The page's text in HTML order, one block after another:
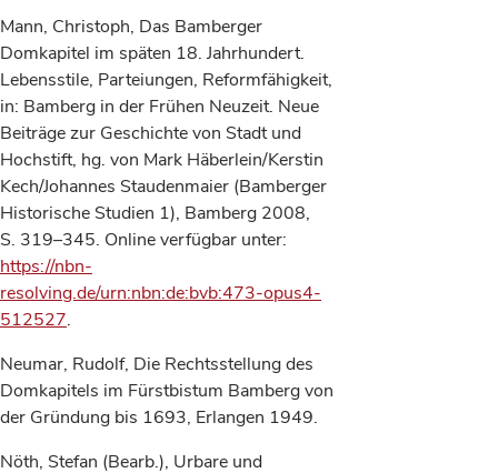
Mann, Christoph, Das Bamberger
Domkapitel im späten 18. Jahrhundert.
Lebensstile, Parteiungen, Reformfähigkeit,
in: Bamberg in der Frühen Neuzeit. Neue
Beiträge zur Geschichte von Stadt und
Hochstift, hg. von Mark Häberlein/Kerstin
Kech/Johannes Staudenmaier (Bamberger
Historische Studien 1), Bamberg 2008,
S. 319–345. Online verfügbar unter:
https://nbn-
resolving.de/urn:nbn:de:bvb:473-opus4-
512527.
Neumar, Rudolf, Die Rechtsstellung des
Domkapitels im Fürstbistum Bamberg von
der Gründung bis 1693, Erlangen 1949.
Nöth, Stefan (Bearb.), Urbare und